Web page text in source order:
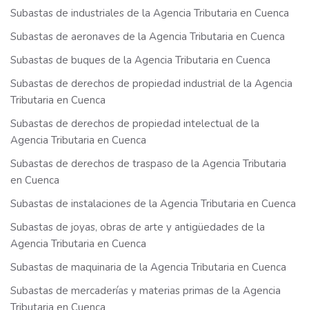
Subastas de industriales de la Agencia Tributaria en Cuenca
Subastas de aeronaves de la Agencia Tributaria en Cuenca
Subastas de buques de la Agencia Tributaria en Cuenca
Subastas de derechos de propiedad industrial de la Agencia
Tributaria en Cuenca
Subastas de derechos de propiedad intelectual de la
Agencia Tributaria en Cuenca
Subastas de derechos de traspaso de la Agencia Tributaria
en Cuenca
Subastas de instalaciones de la Agencia Tributaria en Cuenca
Subastas de joyas, obras de arte y antigüedades de la
Agencia Tributaria en Cuenca
Subastas de maquinaria de la Agencia Tributaria en Cuenca
Subastas de mercaderías y materias primas de la Agencia